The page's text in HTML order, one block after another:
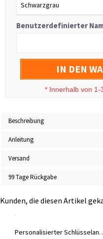
Schwarzgrau
Benutzerdefinierter
IN DEN
* Innerhalb von 1-
Beschreibung
Anleitung
Versand
99 Tage Rückgabe
Kunden, die diesen Artikel
Personalisierter Schlüsselanhänger mit Rennstreckenlayout, personalisiertes